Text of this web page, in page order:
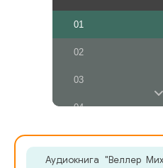
01
02
03
04
05
06
Аудиокнига "Веллер